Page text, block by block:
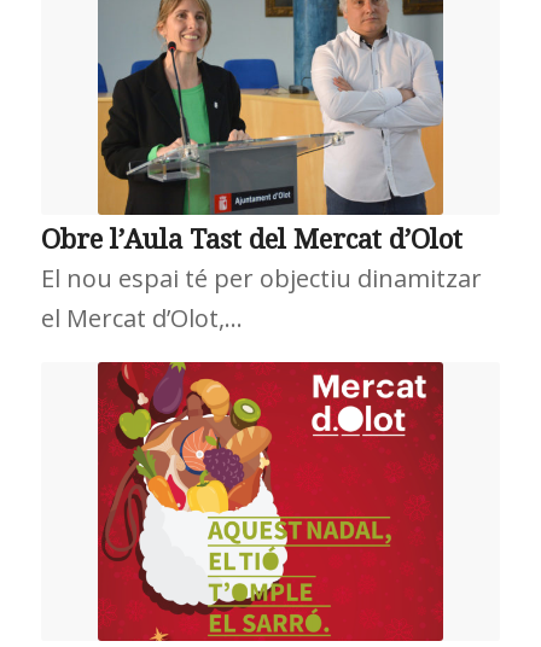
Obre l’Aula Tast del Mercat d’Olot
El nou espai té per objectiu dinamitzar
el Mercat d’Olot,…